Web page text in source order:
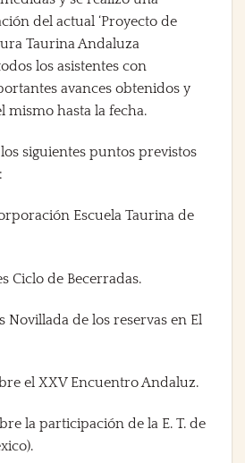
del actual ‘Proyecto de
Taurina Andaluza
los asistentes con
avances obtenidos y
mismo hasta la fecha.
siguientes puntos previstos
Escuela Taurina de
Ciclo de Becerradas.
Novillada de los reservas en El
el XXV Encuentro Andaluz.
la participación de la E. T. de